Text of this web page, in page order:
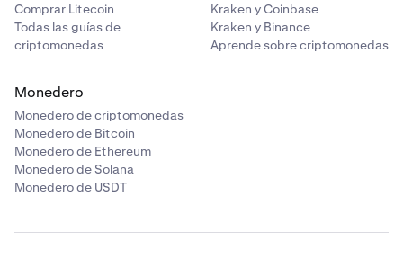
Comprar Litecoin
Todas las guías de
criptomonedas
Kraken y Coinbase
Kraken y Binance
Aprende sobre criptomonedas
Monedero
Monedero de criptomonedas
Monedero de Bitcoin
Monedero de Ethereum
Monedero de Solana
Monedero de USDT